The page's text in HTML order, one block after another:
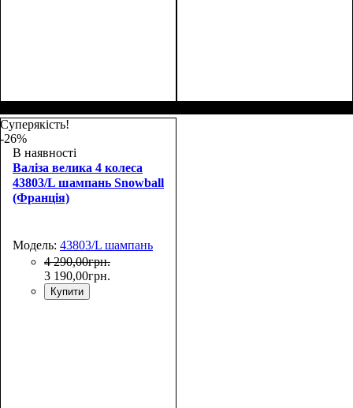
77х54х31
Суперякість!
-26%
В наявності
Валіза велика 4 колеса
43803/L шампань Snowball
(Франція)
Модель: 43803/L шампань
4 290,00грн.
3 190,00грн.
Купити